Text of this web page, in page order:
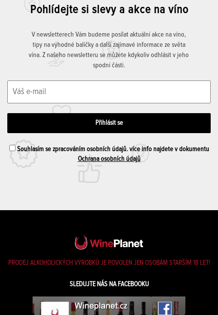
Pohlídejte si slevy a akce na víno
V newsletterech Vám budeme posílat aktuální akce na víno,
tipy na výhodné balíčky a další zajímavé informace ze světa
vína. Z našeho newsletteru se můžete kdykoliv odhlásit v jeho
spodní části.
Souhlasím se zpracováním osobních údajů. více info najdete v dokumentu
Ochrana osobních údajů
PRODEJ ALKOHOLICKÝCH VÝROBKŮ JE POVOLEN JEN OSOBÁM STARŠÍM 18 LET!
SLEDUJTE NÁS NA FACEBOOKU